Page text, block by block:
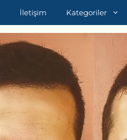
İletişim Kategoriler